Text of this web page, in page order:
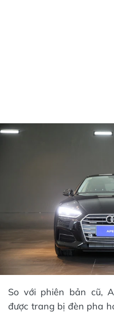
So với phiên bản cũ,
được trang bị đèn pha